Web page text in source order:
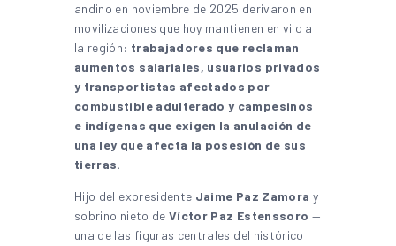
andino en noviembre de 2025 derivaron en
movilizaciones que hoy mantienen en vilo a
la región: trabajadores que reclaman
aumentos salariales, usuarios privados
y transportistas afectados por
combustible adulterado y campesinos
e indígenas que exigen la anulación de
una ley que afecta la posesión de sus
tierras.
Hijo del expresidente Jaime Paz Zamora y
sobrino nieto de Víctor Paz Estenssoro —
una de las figuras centrales del histórico